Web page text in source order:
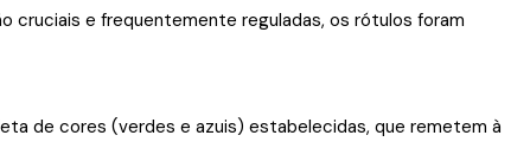
cruciais e frequentemente reguladas, os rótulos foram
de cores (verdes e azuis) estabelecidas, que remetem à